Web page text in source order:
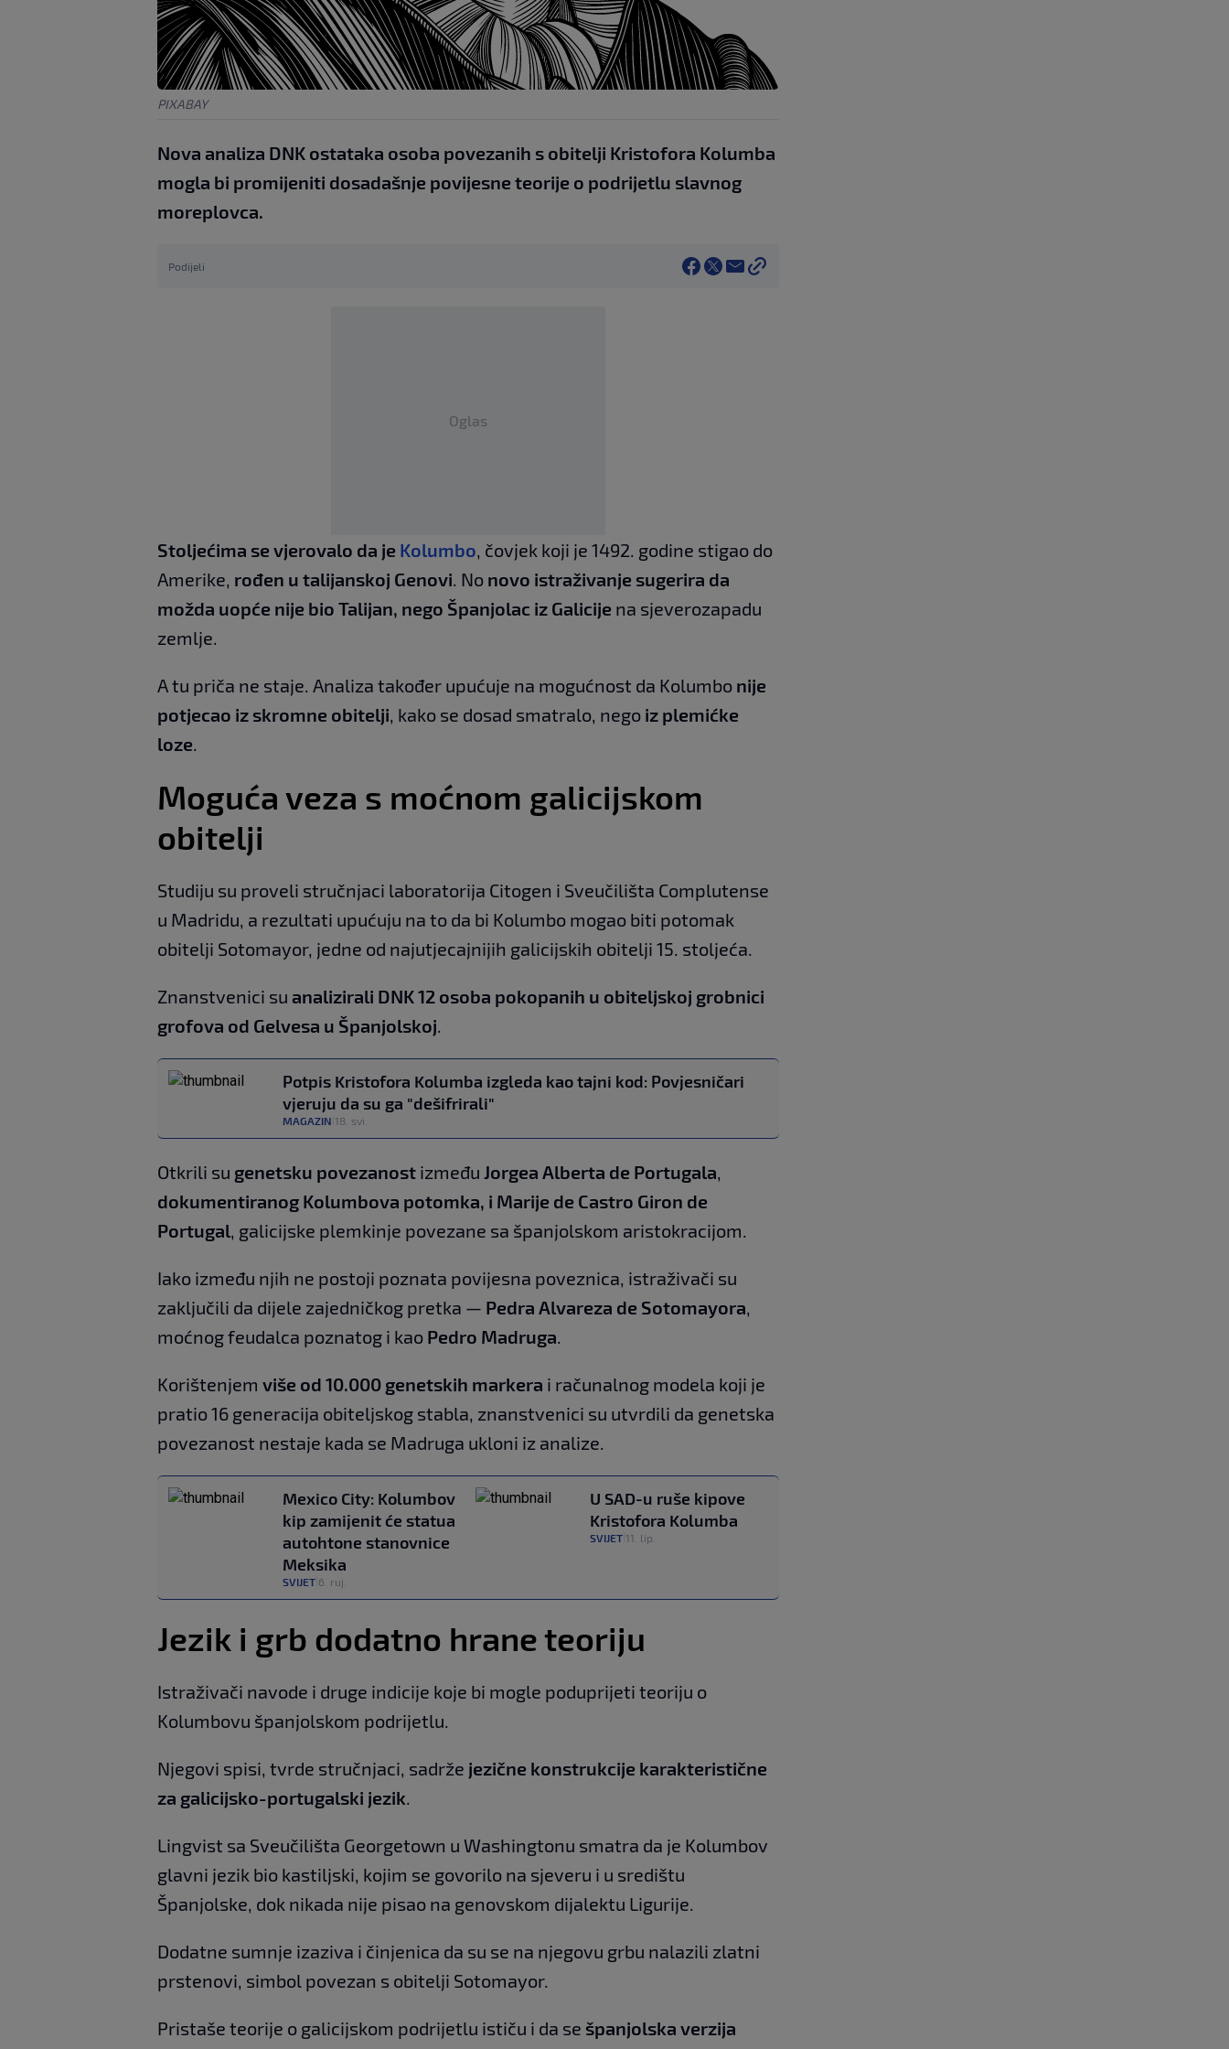
PIXABAY
Nova analiza DNK ostataka osoba povezanih s obitelji Kristofora Kolumba
mogla bi promijeniti dosadašnje povijesne teorije o podrijetlu slavnog
moreplovca.
Podijeli
Oglas
Stoljećima se vjerovalo da je Kolumbo , čovjek koji je 1492. godine stigao do
Amerike, rođen u talijanskoj Genovi . No novo istraživanje sugerira da
možda uopće nije bio Talijan, nego Španjolac iz Galicije na sjeverozapadu
zemlje.
A tu priča ne staje. Analiza također upućuje na mogućnost da Kolumbo nije
potjecao iz skromne obitelji , kako se dosad smatralo, nego iz plemićke
loze
Moguća veza s moćnom galicijskom
obitelji
Studiju su proveli stručnjaci laboratorija Citogen i Sveučilišta Complutense
u Madridu, a rezultati upućuju na to da bi Kolumbo mogao biti potomak
obitelji Sotomayor, jedne od najutjecajnijih galicijskih obitelji 15. stoljeća.
Znanstvenici su analizirali DNK 12 osoba pokopanih u obiteljskoj grobnici
grofova od Gelvesa u Španjolskoj
Potpis Kristofora Kolumba izgleda kao tajni kod: Povjesničari
vjeruju da su ga "dešifrirali"
MAGAZIN 18. svi.
Otkrili su genetsku povezanost između Jorgea Alberta de Portugala
dokumentiranog Kolumbova potomka, i Marije de Castro Giron de
Portugal , galicijske plemkinje povezane sa španjolskom aristokracijom.
Iako između njih ne postoji poznata povijesna poveznica, istraživači su
zaključili da dijele zajedničkog pretka — Pedra Alvareza de Sotomayora
moćnog feudalca poznatog i kao Pedro Madruga
Korištenjem više od 10.000 genetskih markera i računalnog modela koji je
pratio 16 generacija obiteljskog stabla, znanstvenici su utvrdili da genetska
povezanost nestaje kada se Madruga ukloni iz analize.
Mexico City: Kolumbov
kip zamijenit će statua
autohtone stanovnice
Meksika
SVIJET 6. ruj.
U SAD-u ruše kipove
Kristofora Kolumba
SVIJET 11. lip.
Jezik i grb dodatno hrane teoriju
Istraživači navode i druge indicije koje bi mogle poduprijeti teoriju o
Kolumbovu španjolskom podrijetlu.
Njegovi spisi, tvrde stručnjaci, sadrže jezične konstrukcije karakteristične
za galicijsko-portugalski jezik
Lingvist sa Sveučilišta Georgetown u Washingtonu smatra da je Kolumbov
glavni jezik bio kastiljski, kojim se govorilo na sjeveru i u središtu
Španjolske, dok nikada nije pisao na genovskom dijalektu Ligurije.
Dodatne sumnje izaziva i činjenica da su se na njegovu grbu nalazili zlatni
prstenovi, simbol povezan s obitelji Sotomayor.
Pristaše teorije o galicijskom podrijetlu ističu i da se španjolska verzija